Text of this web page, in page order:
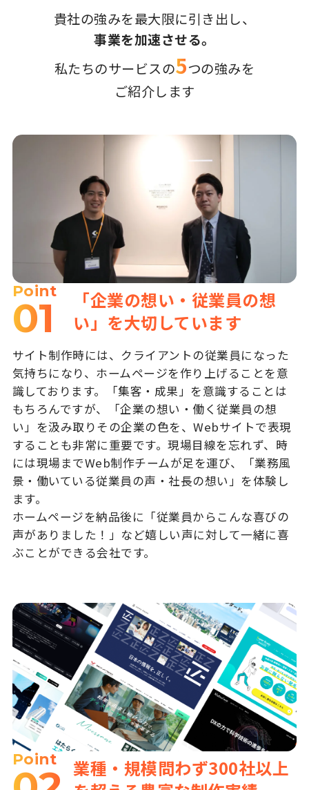
貴社の強みを最大限に引き出し、
事業を加速させる。
私たちのサービスの5つの強みを
ご紹介します
Point
01
「企業の想い・従業員の想
い」を大切しています
サイト制作時には、クライアントの従業員になった
気持ちになり、ホームページを作り上げることを意
識しております。「集客・成果」を意識することは
もちろんですが、「企業の想い・働く従業員の想
い」を汲み取りその企業の色を、Webサイトで表現
することも非常に重要です。現場目線を忘れず、時
には現場までWeb制作チームが足を運び、「業務風
景・働いている従業員の声・社長の想い」を体験し
ます。
ホームページを納品後に「従業員からこんな喜びの
声がありました！」など嬉しい声に対して一緒に喜
ぶことができる会社です。
Point
業種・規模問わず300社以上